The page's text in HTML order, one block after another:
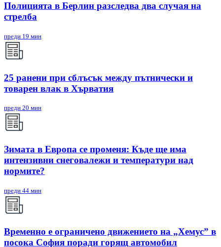
Полицията в Берлин разследва два случая на
стрелба
преди 19 мин
25 ранени при сблъсък между пътнически и
товарен влак в Хърватия
преди 20 мин
Зимата в Европа се променя: Къде ще има
интензивни снеговалежи и температури над
нормите?
преди 44 мин
Временно е ограничено движението на „Хемус” в
посока София поради горящ автомобил